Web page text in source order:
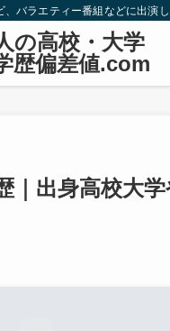
バラエティー番組などに出演
の高校・大学
歴偏差値.com
｜出身高校大